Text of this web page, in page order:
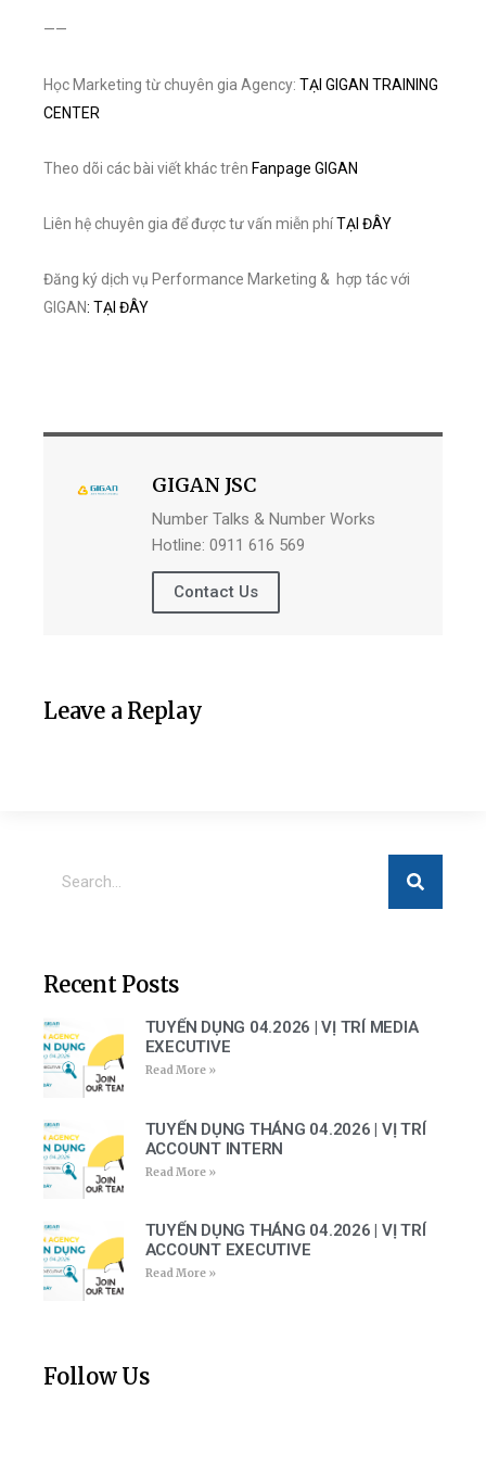
——
Học Marketing từ chuyên gia Agency: TẠI GIGAN TRAINING
CENTER
Theo dõi các bài viết khác trên Fanpage GIGAN
Liên hệ chuyên gia để được tư vấn miễn phíTẠI ĐÂY
Đăng ký dịch vụ Performance Marketing & hợp tác với
GIGAN: TẠI ĐÂY
GIGAN JSC
Number Talks & Number Works
Hotline: 0911 616 569
Contact Us
Leave a Replay
Recent Posts
TUYỂN DỤNG 04.2026 | VỊ TRÍ MEDIA
EXECUTIVE
Read More »
TUYỂN DỤNG THÁNG 04.2026 | VỊ TRÍ
ACCOUNT INTERN
Read More »
TUYỂN DỤNG THÁNG 04.2026 | VỊ TRÍ
ACCOUNT EXECUTIVE
Read More »
Follow Us